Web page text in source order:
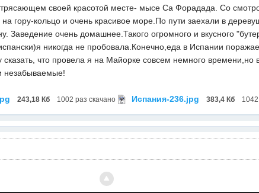
своей красотой месте- мысе Са Форадада. Со
гору-кольцо и очень красивое море.По пути заехали в
Заведение очень домашнее.Такого огромного и вкусного
испански)я никогда не пробовала.Конечно,еда в Испании
сказать, что провела я на Майорке совсем немного времени,но
незабываемые!
243,18 Кб 1002 раз скачано Испания-236.jpg 383,4 Кб